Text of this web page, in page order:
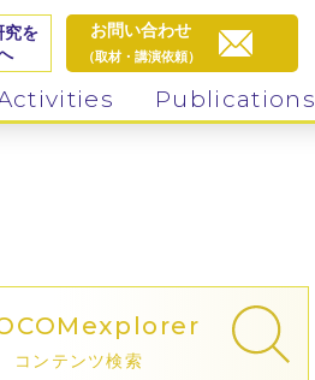
究を
お問い合わせ
（取材・講演依頼）
Publications
explorer
コンテンツ検索